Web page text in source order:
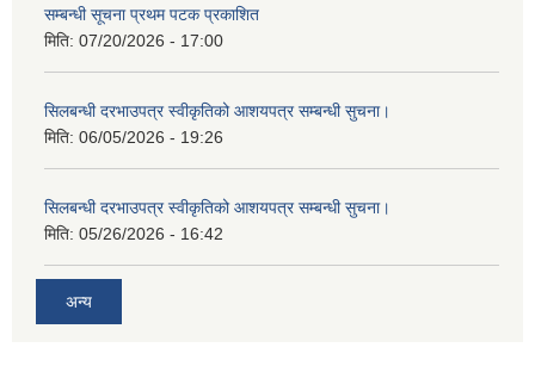
सम्बन्धी सूचना प्रथम पटक प्रकाशित
मिति: 07/20/2026 - 17:00
सिलबन्धी दरभाउपत्र स्वीकृतिको आशयपत्र सम्बन्धी सुचना।
मिति: 06/05/2026 - 19:26
सिलबन्धी दरभाउपत्र स्वीकृतिको आशयपत्र सम्बन्धी सुचना।
मिति: 05/26/2026 - 16:42
अन्य